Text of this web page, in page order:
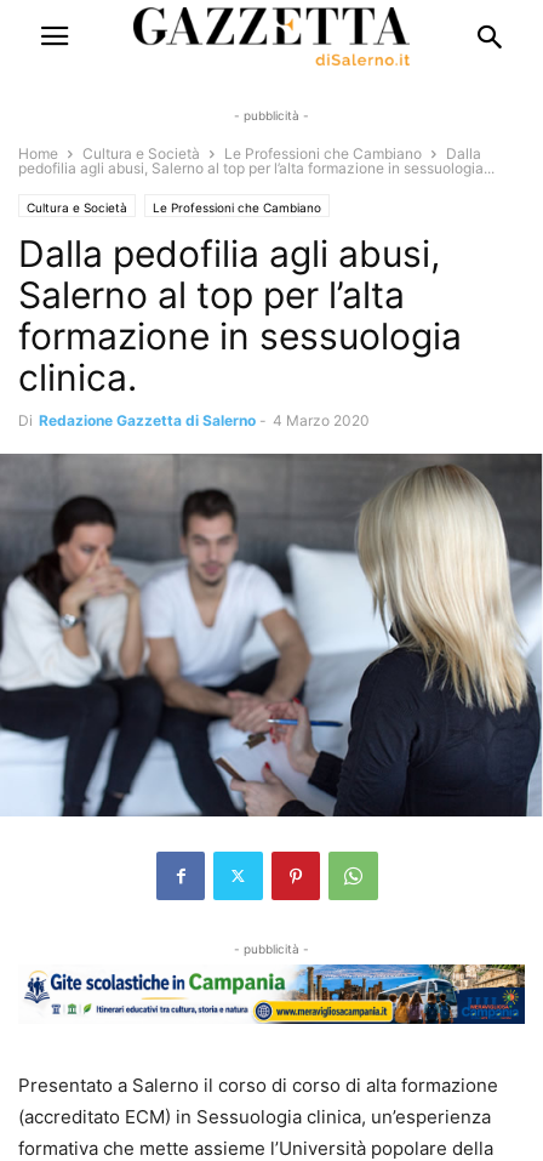
- pubblicità -
Home Cultura e Società Le Professioni che Cambiano
Dalla
pedofilia agli abusi, Salerno al top per l’alta formazione in sessuologia...
Cultura e Società Le Professioni che Cambiano
Dalla pedofilia agli abusi,
Salerno al top per l’alta
formazione in sessuologia
clinica.
Di Redazione Gazzetta di Salerno - 4 Marzo 2020
- pubblicità -
Presentato a Salerno il corso di corso di alta formazione
(accreditato ECM) in Sessuologia clinica, un’esperienza
formativa che mette assieme l’Università popolare della